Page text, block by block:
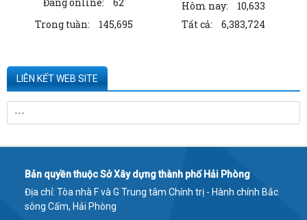
Hôm nay:
10,633
Trong tuần:
145,695 Tất cả: 6,383,724
LIÊN KẾT WEB SITE
Bản quyền thuộc Sở Xây dựng thành phố Hải Phòng
Địa chỉ: Tòa nhà F và G Trung tâm Chính trị - Hành chính Bắc
sông Cấm, Hải Phòng